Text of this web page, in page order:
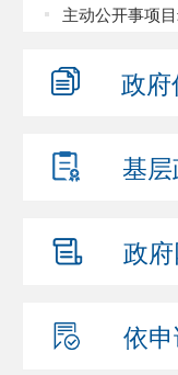
主动公开事项
政
基
政
依